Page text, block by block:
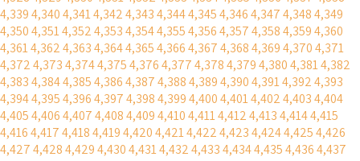
4,3394,3404,3414,3424,3434,3444,3454,3464,3474,3484,349
4,3504,3514,3524,3534,3544,3554,3564,3574,3584,3594,360
4,3614,3624,3634,3644,3654,3664,3674,3684,3694,3704,371
4,3724,3734,3744,3754,3764,3774,3784,3794,3804,3814,382
4,3834,3844,3854,3864,3874,3884,3894,3904,3914,3924,393
4,3944,3954,3964,3974,3984,3994,4004,4014,4024,4034,404
4,4054,4064,4074,4084,4094,4104,4114,4124,4134,4144,415
4,4164,4174,4184,4194,4204,4214,4224,4234,4244,4254,426
4,4274,4284,4294,4304,4314,4324,4334,4344,4354,4364,437